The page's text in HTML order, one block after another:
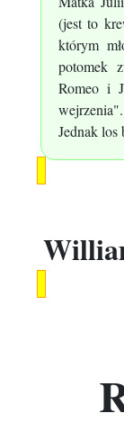
(jest to
którym
potomek
Romeo i
Jednak